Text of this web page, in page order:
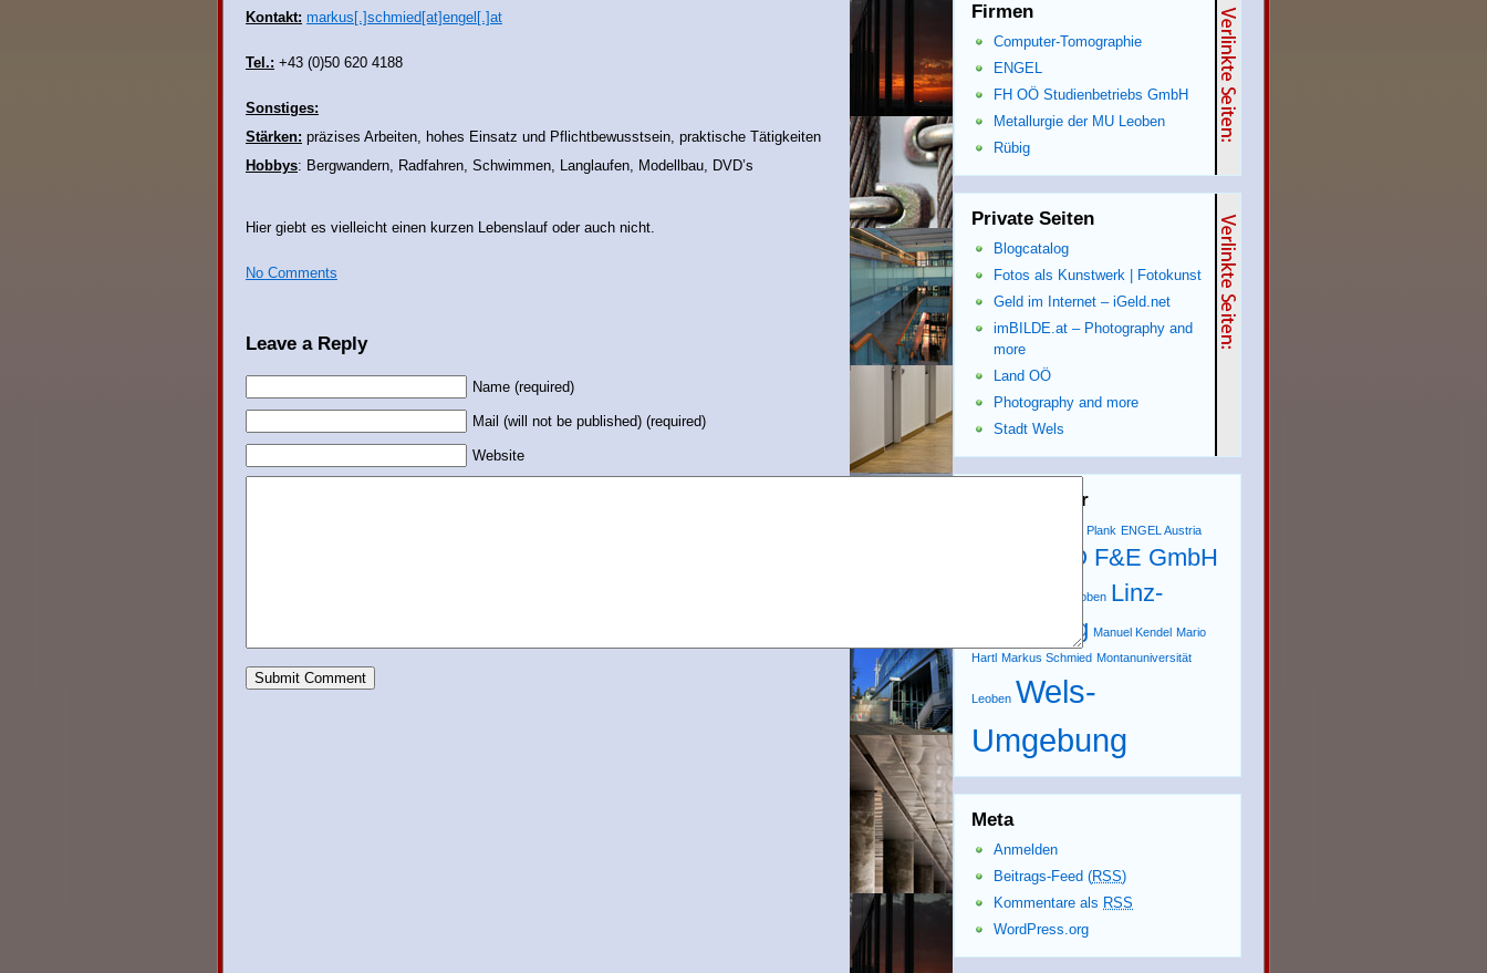
Kontakt: markus[.]schmied[at]engel[.]at
Tel.: +43 (0)50 620 4188
Sonstiges:
Stärken: präzises Arbeiten, hohes Einsatz und Pflichtbewusstsein, praktische Tätigkeiten
Hobbys: Bergwandern, Radfahren, Schwimmen, Langlaufen, Modellbau, DVD’s
Hier giebt es vielleicht einen kurzen Lebenslauf oder auch nicht.
No Comments
Leave a Reply
Name (required)
Mail (will not be published) (required)
Website
Firmen
Computer-Tomographie
ENGEL
FH OÖ Studienbetriebs GmbH
Metallurgie der MU Leoben
Rübig
Private Seiten
Blogcatalog
Fotos als Kunstwerk | Fotokunst
Geld im Internet – iGeld.net
imBILDE.at – Photography and
more
Land OÖ
Photography and more
Stadt Wels
Schlagwörter
Bernhard Plank ENGEL Austria
FH OÖ F&E GmbH
Leoben Linz-
Umgebung Manuel Kendel Mario
Hartl Markus Schmied Montanuniversität
Leoben Wels-
Umgebung
Meta
Anmelden
Beitrags-Feed (RSS)
Kommentare als RSS
WordPress.org